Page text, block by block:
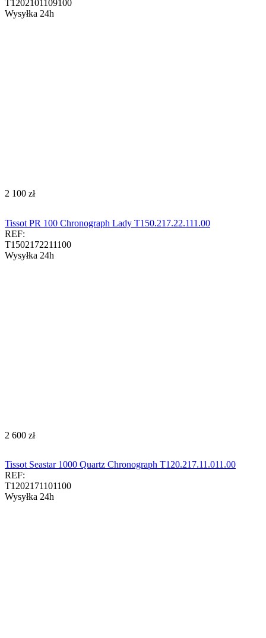
T1202101109100
Wysyłka 24h
‍2 100‍ zł
Tissot PR 100 Chronograph Lady T150.217.22.111.00
REF:
T1502172211100
Wysyłka 24h
‍2 600‍ zł
Tissot Seastar 1000 Quartz Chronograph T120.217.11.011.00​​​
REF:
T1202171101100
Wysyłka 24h